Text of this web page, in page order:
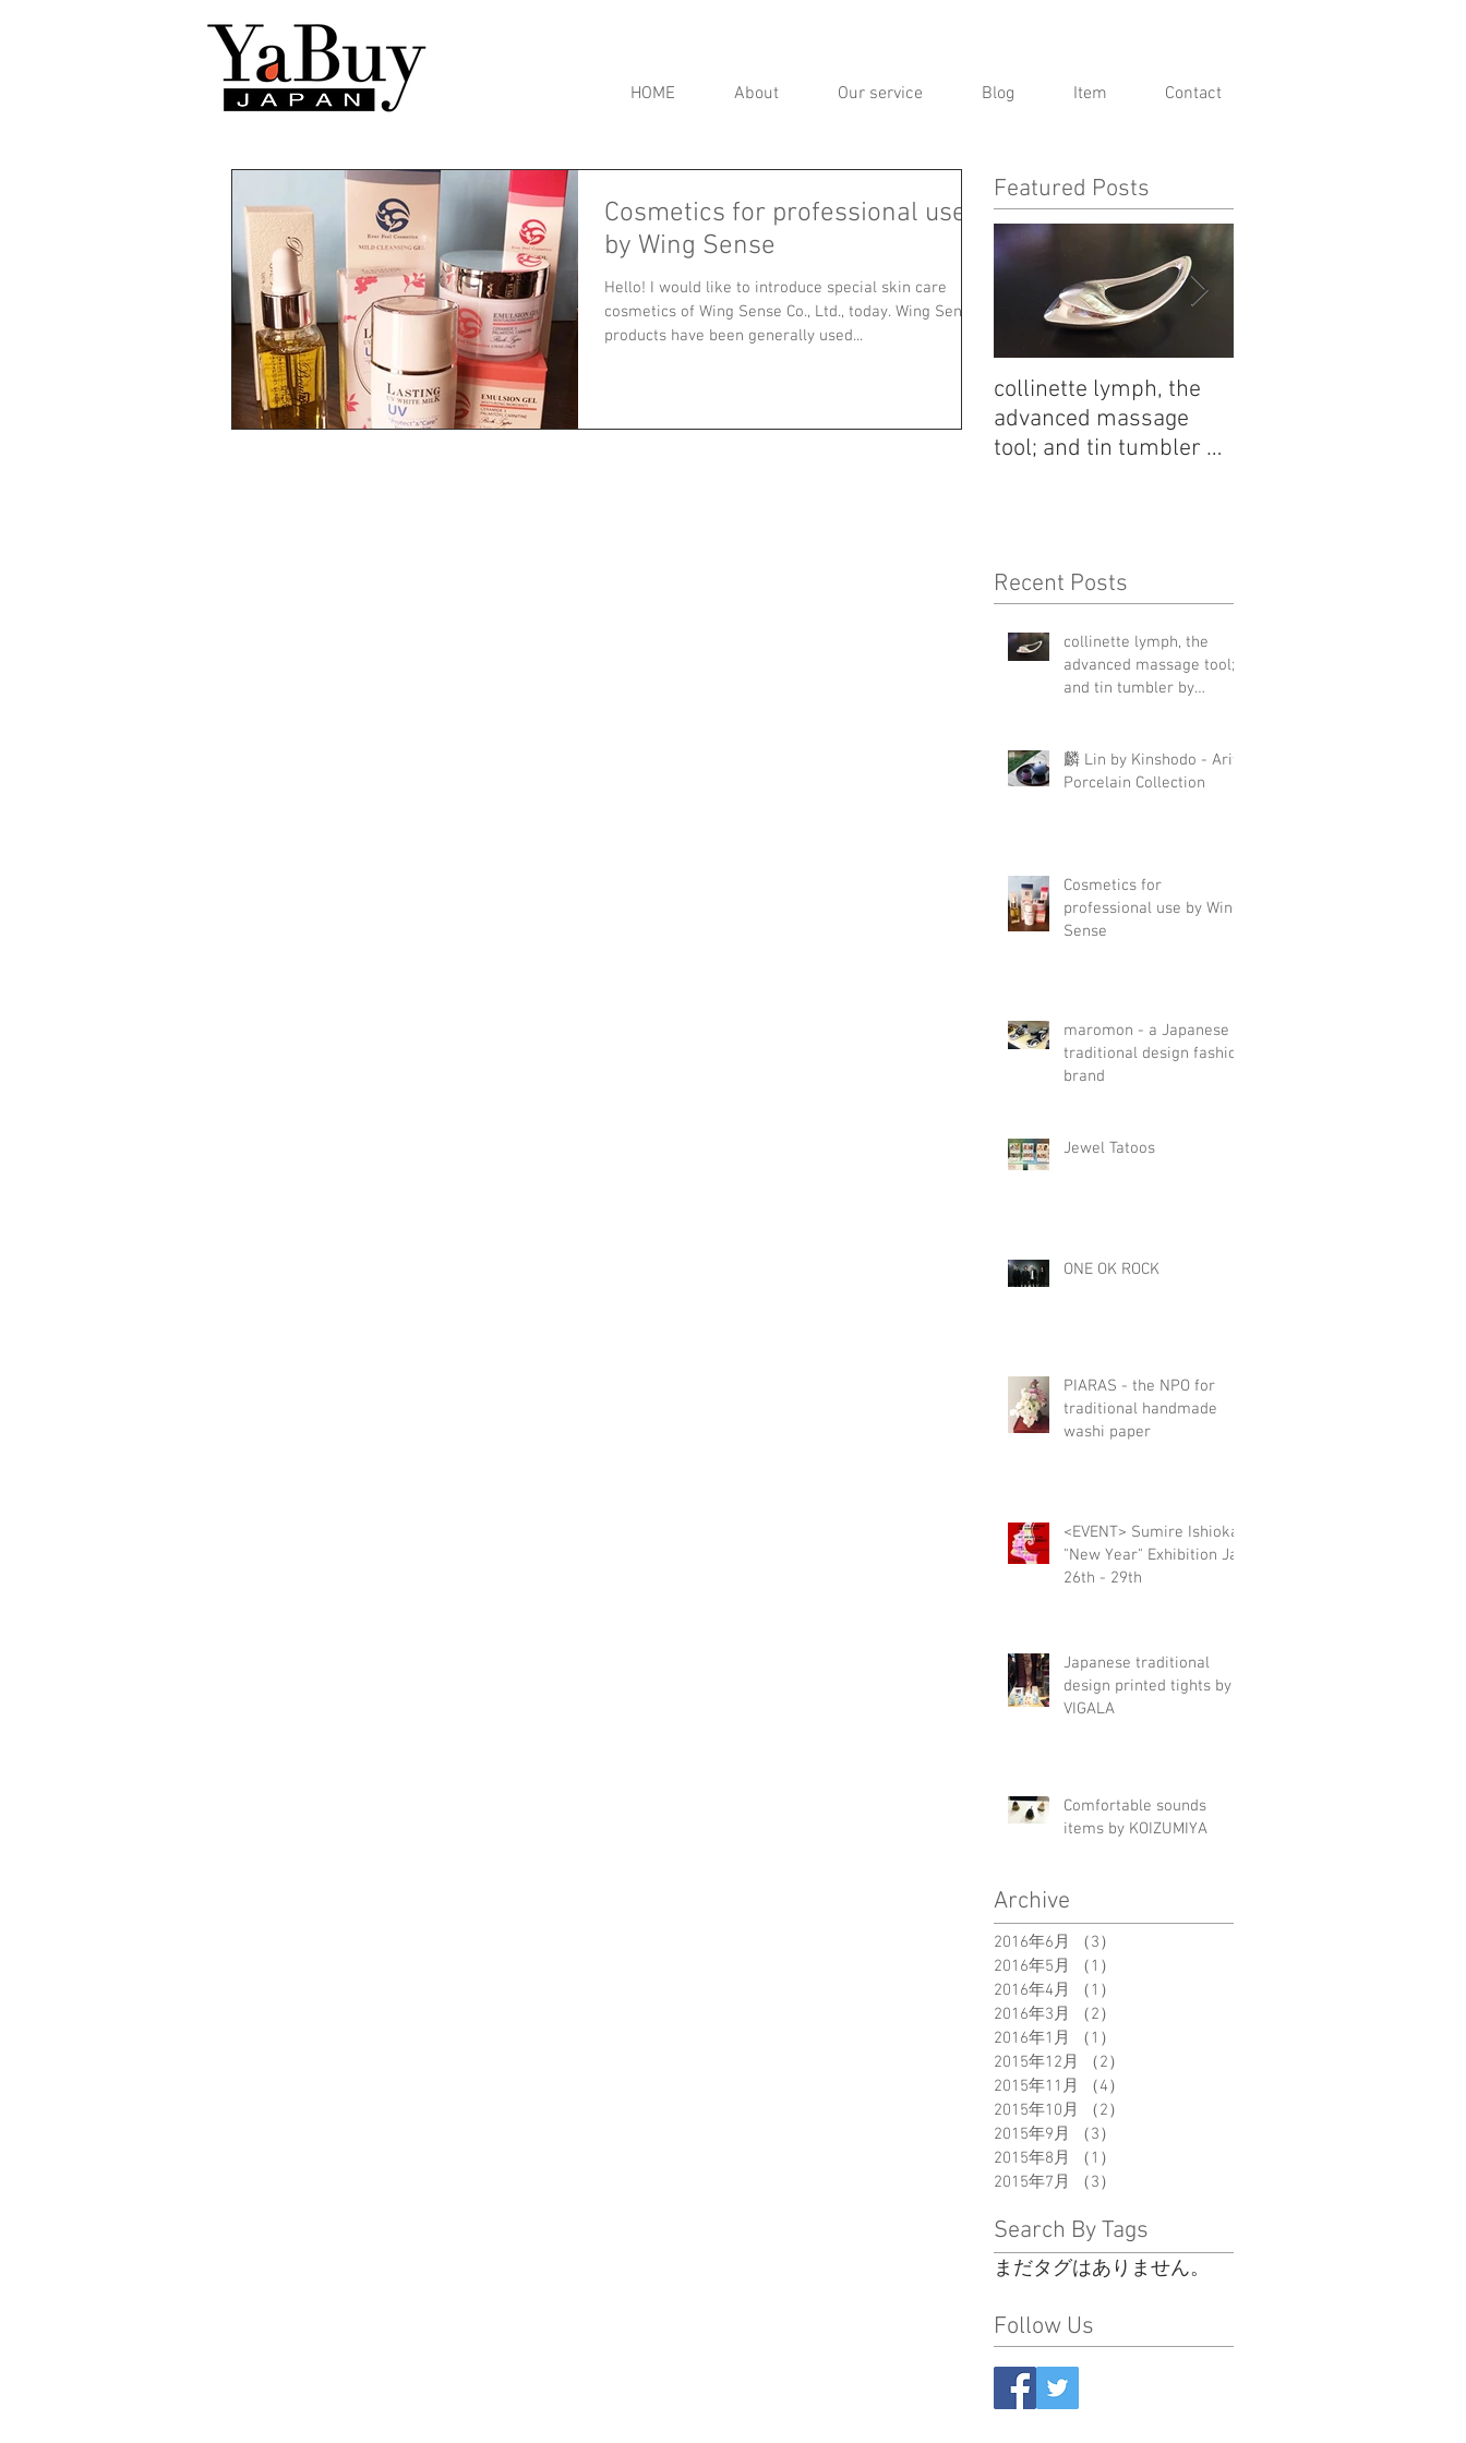
HOME About Our service Blog Item Contact
Cosmetics for professional use
by Wing Sense
Hello! I would like to introduce special skin care
cosmetics of Wing Sense Co., Ltd., today. Wing Sense
products have been generally used...
Featured Posts
collinette lymph, the
advanced massage
tool; and tin tumbler by
Recent Posts
collinette lymph, the
advanced massage tool;
and tin tumbler by
麟 Lin by Kinshodo - Arita
Porcelain Collection
Cosmetics for
professional use by Wing
Sense
maromon - a Japanese
traditional design fashion
brand
Jewel Tatoos
ONE OK ROCK
PIARAS - the NPO for
traditional handmade
washi paper
<EVENT> Sumire Ishioka
"New Year" Exhibition Jan
26th - 29th
Japanese traditional
design printed tights by
VIGALA
Comfortable sounds
items by KOIZUMIYA
Archive
2016年6月 （3）
2016年5月
（1）
2016年4月
（1）
2016年3月
（2）
2016年1月
（1）
2015年12月
（2）
2015年11月
（4）
2015年10月
（2）
2015年9月
（3）
2015年8月
（1）
2015年7月
（3）
Search By Tags
まだタグはありません。
Follow Us